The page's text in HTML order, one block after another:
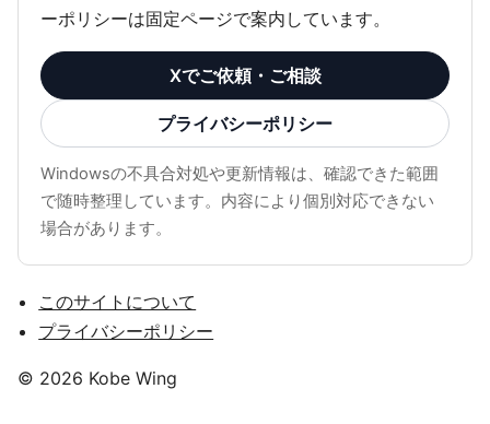
ーポリシーは固定ページで案内しています。
Xでご依頼・ご相談
プライバシーポリシー
Windowsの不具合対処や更新情報は、確認できた範囲
で随時整理しています。内容により個別対応できない
場合があります。
このサイトについて
プライバシーポリシー
© 2026 Kobe Wing